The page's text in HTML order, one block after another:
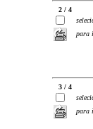
2 / 4
para
3 / 4
para